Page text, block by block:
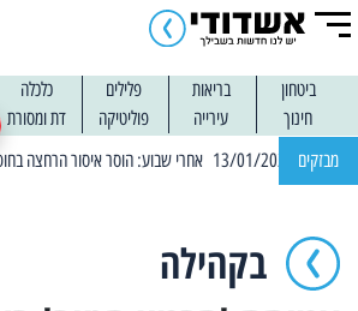
ביטחון בריאות פלילים
כלכלה
חינוך
עירייה פוליטיקה דת ומסורת
מבזקים | 13:04 14/01/2025 עובדים בלילות: עבודות קרצוף וריבוד אספלט
בקהילה